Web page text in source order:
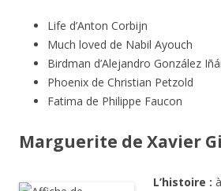
Life d’Anton Corbijn
Much loved de Nabil Ayouch
Birdman d’Alejandro González
Phoenix de Christian Petzold
Fatima de Philippe Faucon
Marguerite de Xavier
L’histoire :